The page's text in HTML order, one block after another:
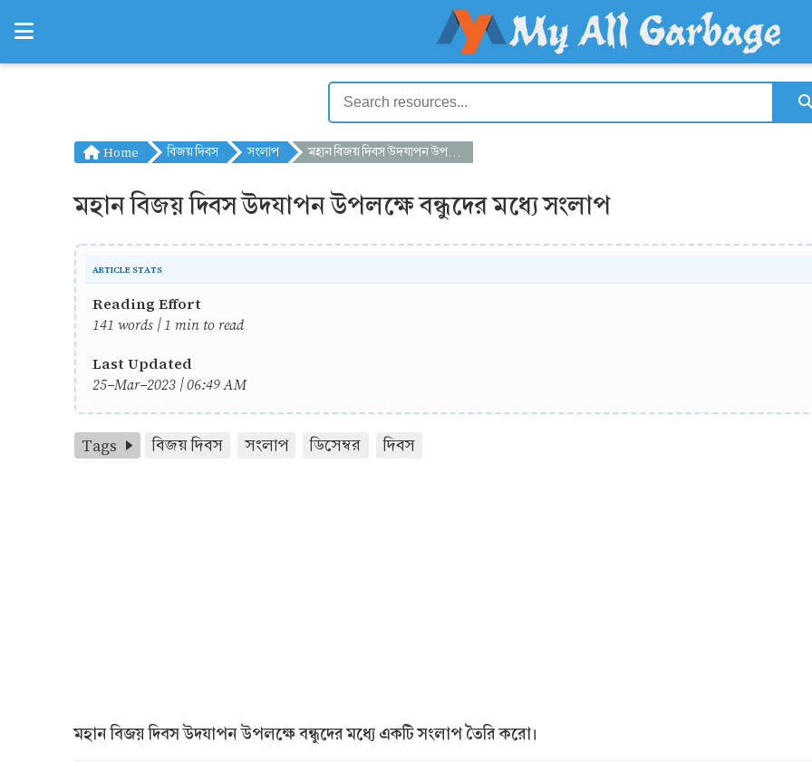
Home বিজয় দিবস সংলাপ মহান বিজয় দিবস উদযাপন উপলক্ষে বন্ধুদের মধ্যে সংলাপ
মহান বিজয় দিবস উদযাপন উপলক্ষে বন্ধুদের মধ্যে সংলাপ
ARTICLE STATS
Reading Effort
141 words | 1 min to read
Last Updated
25-Mar-2023 | 06:49 AM
Tags বিজয় দিবস সংলাপ ডিসেম্বর দিবস
মহান বিজয় দিবস উদযাপন উপলক্ষে বন্ধুদের মধ্যে একটি সংলাপ তৈরি করো।